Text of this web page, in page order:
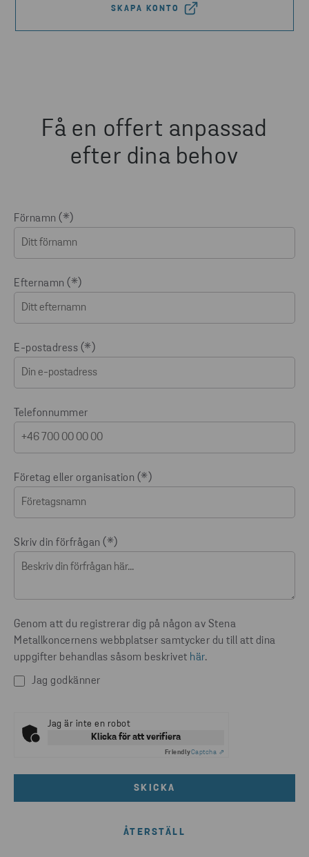
SKAPA KONTO
Få en offert anpassad
efter dina behov
Förnamn
Efternamn
E-postadress
Telefonnummer
Företag eller organisation
Skriv din förfrågan
Genom att du registrerar dig på någon av Stena
Metallkoncernens webbplatser samtycker du till att dina
uppgifter behandlas såsom beskrivet här.
Jag godkänner
Jag är inte en robot
Klicka för att verifiera
FriendlyCaptcha ⇗
SKICKA